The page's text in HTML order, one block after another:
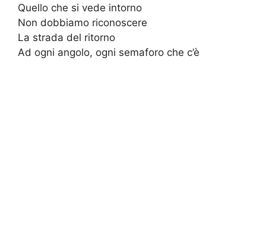
Quello che si vede intorno
Non dobbiamo riconoscere
La strada del ritorno
Ad ogni angolo, ogni semaforo che c’è